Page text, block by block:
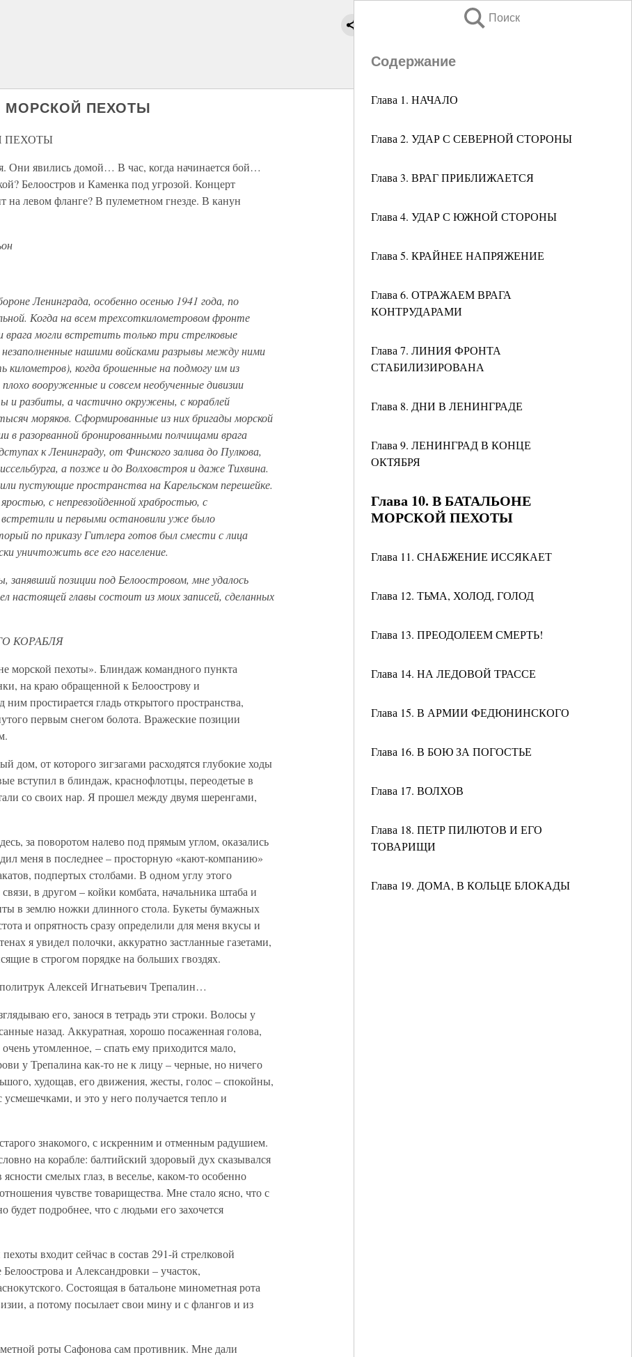
Поиск
Содержание
Глава 1. НАЧАЛО
Глава 2. УДАР С СЕВЕРНОЙ СТОРОНЫ
Глава 3. ВРАГ ПРИБЛИЖАЕТСЯ
Глава 4. УДАР С ЮЖНОЙ СТОРОНЫ
Глава 5. КРАЙНЕЕ НАПРЯЖЕНИЕ
Глава 6. ОТРАЖАЕМ ВРАГА
КОНТРУДАРАМИ
Глава 7. ЛИНИЯ ФРОНТА
СТАБИЛИЗИРОВАНА
Глава 8. ДНИ В ЛЕНИНГРАДЕ
Глава 9. ЛЕНИНГРАД В КОНЦЕ
ОКТЯБРЯ
Глава 10. В БАТАЛЬОНЕ
МОРСКОЙ ПЕХОТЫ
Глава 11. СНАБЖЕНИЕ ИССЯКАЕТ
Глава 12. ТЬМА, ХОЛОД, ГОЛОД
Глава 13. ПРЕОДОЛЕЕМ СМЕРТЬ!
Глава 14. НА ЛЕДОВОЙ ТРАССЕ
Глава 15. В АРМИИ ФЕДЮНИНСКОГО
Глава 16. В БОЮ ЗА ПОГОСТЬЕ
Глава 17. ВОЛХОВ
Глава 18. ПЕТР ПИЛЮТОВ И ЕГО
ТОВАРИЩИ
Глава 19. ДОМА, В КОЛЬЦЕ БЛОКАДЫ
МОРСКОЙ ПЕХОТЫ
ПЕХОТЫ
Они явились домой… В час, когда начинается бой…
Белоостров и Каменка под угрозой. Концерт
на левом фланге? В пулеметном гнезде. В канун
Ленинграда, особенно осенью 1941 года, по
Когда на всем трехсоткилометровом фронте
врага могли встретить только три стрелковые
незаполненные нашими войсками разрывы между ними
километров), когда брошенные на подмогу им из
вооруженные и совсем необученные дивизии
и разбиты, а частично окружены, с кораблей
моряков. Сформированные из них бригады морской
в разорванной бронированными полчищами врага
к Ленинграду, от Финского залива до Пулкова,
а позже и до Волховстроя и даже Тихвина.
пустующие пространства на Карельском перешейке.
с непревзойденной храбростью, с
и первыми остановили уже было
по приказу Гитлера готов был смести с лица
уничтожить все его население.
позиции под Белоостровом, мне удалось
настоящей главы состоит из моих записей, сделанных
КОРАБЛЯ
морской пехоты». Блиндаж командного пункта
на краю обращенной к Белоострову и
простирается гладь открытого пространства,
первым снегом болота. Вражеские позиции
дом, от которого зигзагами расходятся глубокие ходы
вступил в блиндаж, краснофлотцы, переодетые в
со своих нар. Я прошел между двумя шеренгами,
за поворотом налево под прямым углом, оказались
меня в последнее – просторную «кают-компанию»
подпертых столбами. В одном углу этого
в другом – койки комбата, начальника штаба и
в землю ножки длинного стола. Букеты бумажных
и опрятность сразу определили для меня вкусы и
я увидел полочки, аккуратно застланные газетами,
в строгом порядке на больших гвоздях.
Алексей Игнатьевич Трепалин…
его, занося в тетрадь эти строки. Волосы у
назад. Аккуратная, хорошо посаженная голова,
утомленное, – спать ему приходится мало,
у Трепалина как-то не к лицу – черные, но ничего
худощав, его движения, жесты, голос – спокойны,
и это у него получается тепло и
знакомого, с искренним и отменным радушием.
на корабле: балтийский здоровый дух сказывался
смелых глаз, в веселье, каком-то особенно
чувстве товарищества. Мне стало ясно, что с
подробнее, что с людьми его захочется
входит сейчас в состав 291-й стрелковой
и Александровки – участок,
Состоящая в батальоне минометная рота
а потому посылает свои мину и с флангов и из
роты Сафонова сам противник. Мне дали